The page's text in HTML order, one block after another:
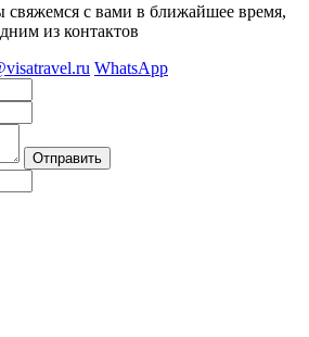
с вами в ближайшее время,
из контактов
WhatsApp
Отправить